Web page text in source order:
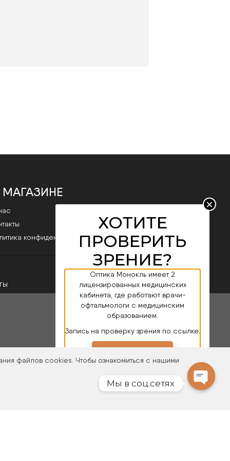
файлов cookies. Чтобы ознакомиться с нашими
конфиденциальности
ХОТИТЕ
ПРОВЕРИТЬ
ЗРЕНИЕ?
Оптика Монокль имеет 2
лицензированных медицинских
кабинета, где работают врачи-
офтальмологи с медицинским
образованием.
Запись на проверку зрения по ссылке.
ПЕРЕЙТИ
×
Мы в соц.сетях